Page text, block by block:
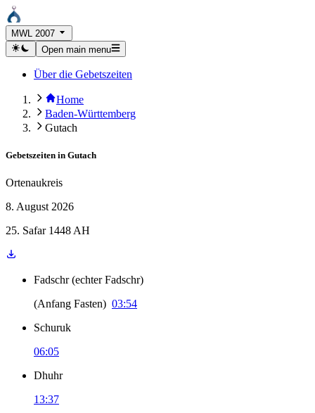
MWL 2007
Open main menu
Über die Gebetszeiten
Home
Baden-Württemberg
Gutach
Gebetszeiten in Gutach
Ortenaukreis
8. August 2026
25. Safar 1448 AH
Fadschr (echter Fadschr)
(Anfang Fasten) 03:54
Schuruk
06:05
Dhuhr
13:37